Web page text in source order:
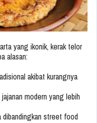
yang ikonik, kerak telor
alasan:
akibat kurangnya
modern yang lebih
dibandingkan street food